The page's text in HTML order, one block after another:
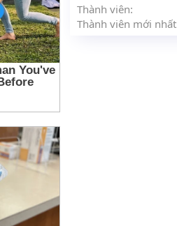
Thành viên
Thành viên mới nhất